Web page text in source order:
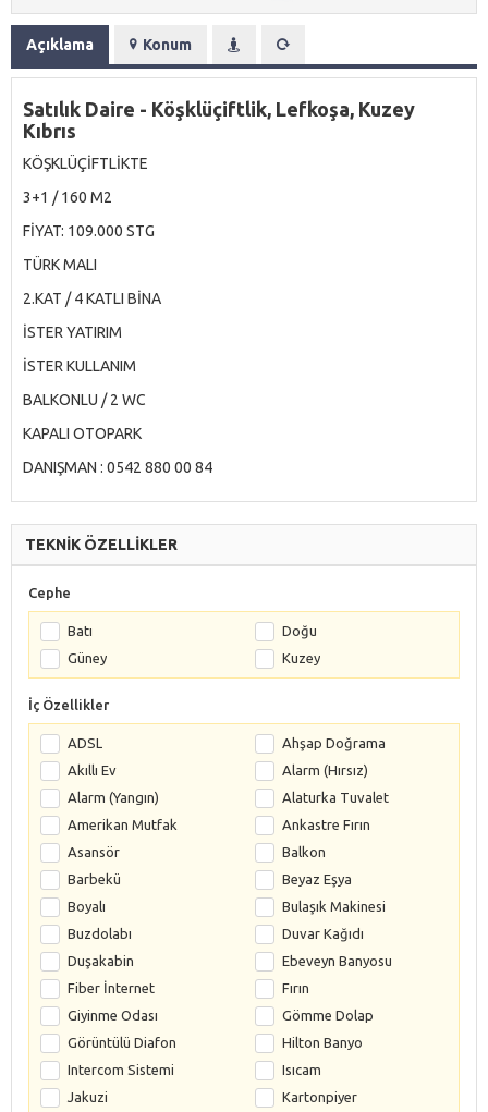
Açıklama Konum
Satılık Daire - Köşklüçiftlik, Lefkoşa, Kuzey
Kıbrıs
KÖŞKLÜÇİFTLİKTE
3+1 / 160 M2
FİYAT: 109.000 STG
TÜRK MALI
2.KAT / 4 KATLI BİNA
İSTER YATIRIM
İSTER KULLANIM
BALKONLU / 2 WC
KAPALI OTOPARK
DANIŞMAN : 0542 880 00 84
TEKNİK ÖZELLİKLER
Cephe
Batı
Doğu
Güney
Kuzey
İç Özellikler
ADSL
Ahşap Doğrama
Akıllı Ev
Alarm (Hırsız)
Alarm (Yangın)
Alaturka Tuvalet
Amerikan Mutfak
Ankastre Fırın
Asansör
Balkon
Barbekü
Beyaz Eşya
Boyalı
Bulaşık Makinesi
Buzdolabı
Duvar Kağıdı
Duşakabin
Ebeveyn Banyosu
Fiber İnternet
Fırın
Giyinme Odası
Gömme Dolap
Görüntülü Diafon
Hilton Banyo
Intercom Sistemi
Isıcam
Jakuzi
Kartonpiyer